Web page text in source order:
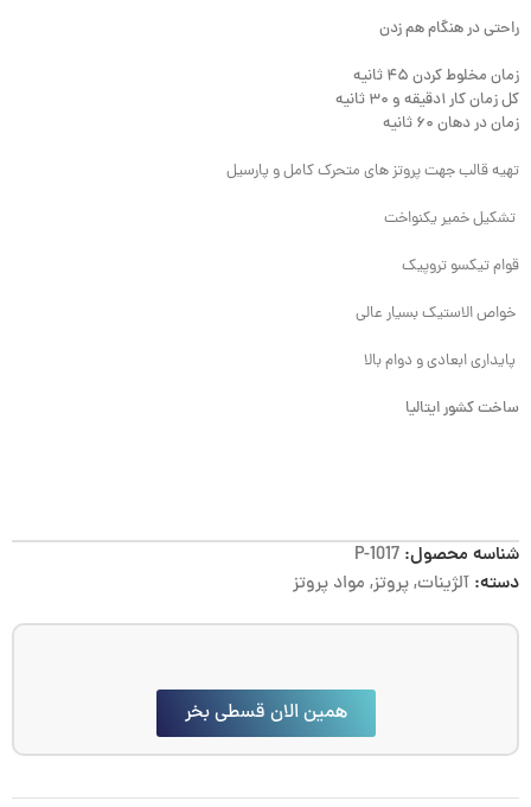
راحتی در هنگام هم زدن
زمان مخلوط کردن ۴۵ ثانیه
کل زمان کار ۱دقیقه و ۳۰ ثانیه
زمان در دهان ۶۰ ثانیه
تهیه قالب جهت پروتز های متحرک کامل و پارسیل
تشکیل خمیر یکنواخت
قوام تیکسو تروپیک
خواص الاستیک بسیار عالی
پایداری ابعادی و دوام بالا
ساخت کشور ایتالیا
شناسه محصول: P-1017
دسته: آلژینات,پروتز, مواد پروتز
همین الان قسطی بخر